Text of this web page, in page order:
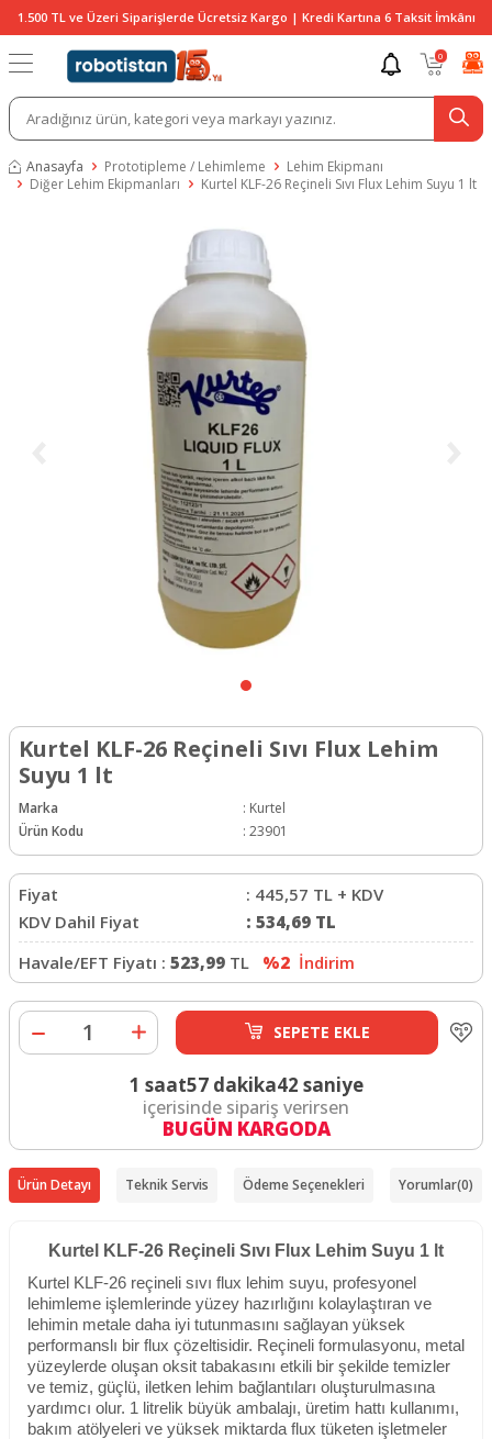
1.500 TL ve Üzeri Siparişlerde Ücretsiz Kargo | Kredi Kartına 6 Taksit İmkânı
0
Anasayfa Prototipleme / Lehimleme
Lehim Ekipmanı
Diğer Lehim Ekipmanları
Kurtel KLF-26 Reçineli Sıvı Flux Lehim Suyu 1 lt
Kurtel KLF-26 Reçineli Sıvı Flux Lehim
Suyu 1 lt
Marka : Kurtel
Ürün Kodu
: 23901
Fiyat : 445,57 TL + KDV
KDV Dahil Fiyat
: 534,69 TL
Havale/EFT Fiyatı : 523,99 TL %2 İndirim
SEPETE EKLE
1 saat57 dakika42 saniye
içerisinde sipariş verirsen
BUGÜN KARGODA
Ürün Detayı Teknik Servis Ödeme Seçenekleri Yorumlar(0)
Kurtel KLF-26 Reçineli Sıvı Flux Lehim Suyu 1 lt
Kurtel KLF-26 reçineli sıvı flux lehim suyu, profesyonel
lehimleme işlemlerinde yüzey hazırlığını kolaylaştıran ve
lehimin metale daha iyi tutunmasını sağlayan yüksek
performanslı bir flux çözeltisidir. Reçineli formulasyonu, metal
yüzeylerde oluşan oksit tabakasını etkili bir şekilde temizler
ve temiz, güçlü, iletken lehim bağlantıları oluşturulmasına
yardımcı olur. 1 litrelik büyük ambalajı, üretim hattı kullanımı,
bakım atölyeleri ve yüksek miktarda flux tüketen işletmeler